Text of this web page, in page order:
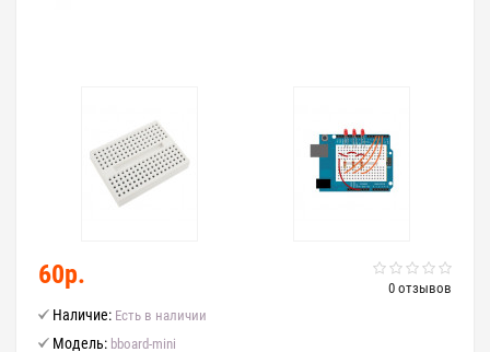
0 отзывов
60р.
Наличие: Есть в наличии
Модель: bboard-mini